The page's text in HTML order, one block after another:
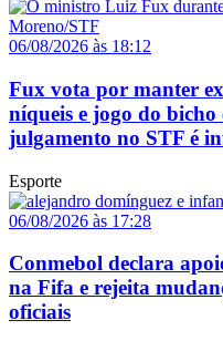
06/08/2026 às 18:12
Fux vota por manter
níqueis e jogo do
julgamento no STF é
Esporte
06/08/2026 às 17:28
Conmebol declara
na Fifa e rejeita
oficiais